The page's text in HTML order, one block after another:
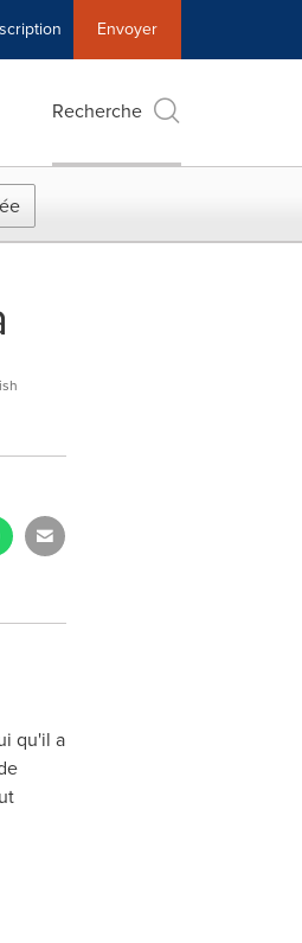
Envoyer
Recherche
qu'il a